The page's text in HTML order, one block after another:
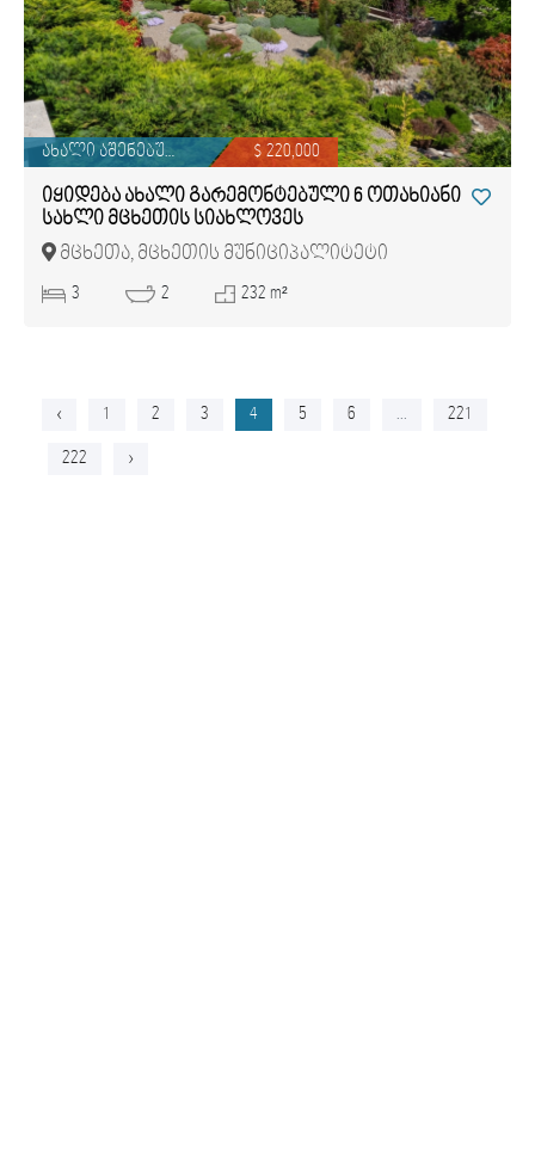
ახალი აშენებული $ 220,000
იყიდება ახალი გარემონტებული 6 ოთახიანი
სახლი მცხეთის სიახლოვეს
მცხეთა, მცხეთის მუნიციპალიტეტი
3 2 232 m²
‹ 1 2 3 4 5 6 ... 221
222 ›